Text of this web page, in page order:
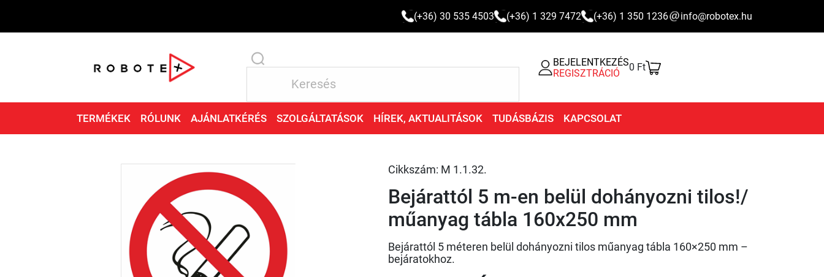
(+36) 30 535 4503 (+36) 1 329 7472 (+36) 1 350 1236 info@robotex.hu
BEJELENTKEZÉS
REGISZTRÁCIÓ
0 Ft
TERMÉKEK RÓLUNK AJÁNLATKÉRÉS SZOLGÁLTATÁSOK HÍREK, AKTUALITÁSOK TUDÁSBÁZIS KAPCSOLAT
Cikkszám: M 1.1.32.
Bejárattól 5 m-en belül dohányozni tilos!/
műanyag tábla 160x250 mm
Bejárattól 5 méteren belül dohányozni tilos műanyag tábla 160×250 mm –
bejáratokhoz.